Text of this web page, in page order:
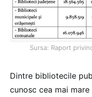
Sursa: Raport
Dintre bibliotecile
cunosc cea mai